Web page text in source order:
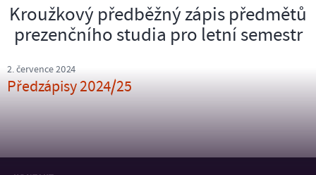
Kroužkový předběžný zápis předmětů
prezenčního studia pro letní semestr
2. července 2024
Předzápisy 2024/25